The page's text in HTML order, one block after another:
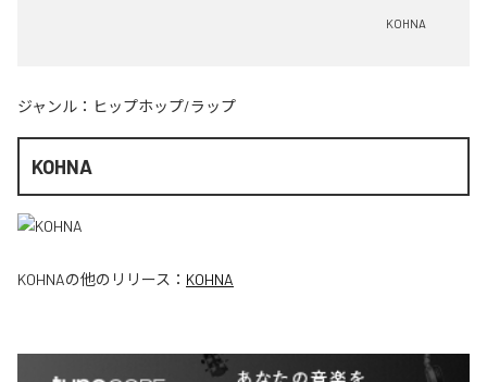
KOHNA
ジャンル： ヒップホップ/ラップ
KOHNA
KOHNAの他のリリース： KOHNA